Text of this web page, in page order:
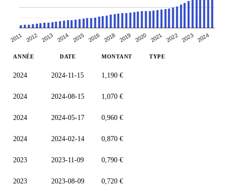
2011 2012 2013 2014 2015 2016 2018 2019 2020 2021 2022 2023 2024
ANNÉE DATE MONTANT TYPE
2024 2024-11-15 1,190 €
2024 2024-08-15 1,070 €
2024 2024-05-17 0,960 €
2024 2024-02-14 0,870 €
2023 2023-11-09 0,790 €
2023 2023-08-09 0,720 €